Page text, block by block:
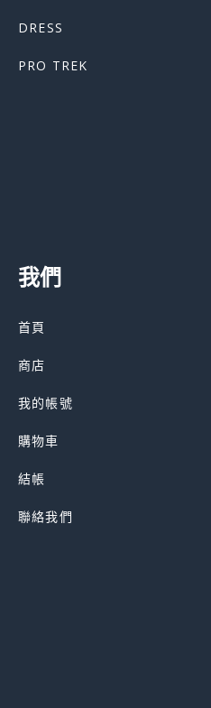
DRESS
PRO TREK
我們
首頁
商店
我的帳號
購物車
結帳
聯絡我們